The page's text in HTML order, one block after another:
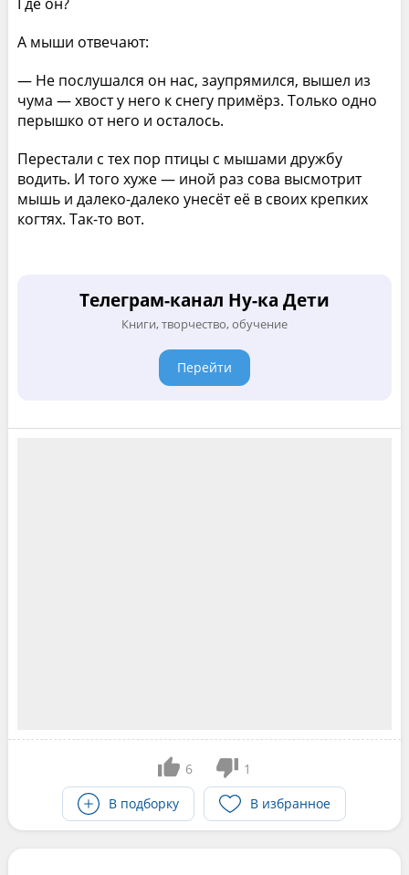
А мыши отвечают:
— Не послушался он нас, заупрямился, вышел из
чума — хвост у него к снегу примёрз. Только одно
перышко от него и осталось.
Перестали с тех пор птицы с мышами дружбу
водить. И того хуже — иной раз сова высмотрит
мышь и далеко-далеко унесёт её в своих крепких
когтях. Так-то вот.
Телеграм-канал Ну-ка Дети
Книги, творчество, обучение
Перейти
6
1
В подборку
В избранное